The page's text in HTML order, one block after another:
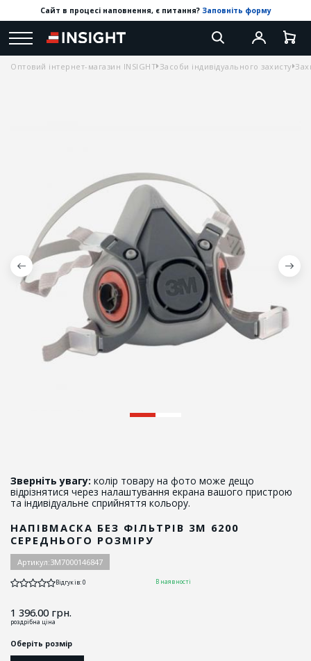
Сайт в процесі наповнення, є питання? Заповніть форму
Оптовий інтернет-магазин INSIGHT Засоби індивідуального захисту
Зверніть увагу: колір товару на фото може дещо
відрізнятися через налаштування екрана вашого пристрою
та індивідуальне сприйняття кольору.
НАПІВМАСКА БЕЗ ФІЛЬТРІВ 3М 6200
СЕРЕДНЬОГО РОЗМІРУ
Артикул:3M7000146847
Відгуків: 0 В наявності
1 396.00грн.
роздрібна ціна
Оберіть розмір